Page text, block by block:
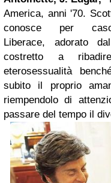
America, anni '70.
conosce per
Liberace, adorato
costretto a
eterosessualità
subito il proprio
riempendolo di
passare del tempo il